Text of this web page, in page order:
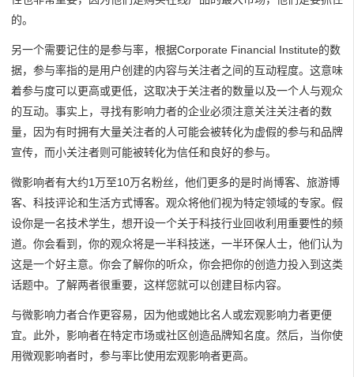
的。
另一个需要记住的是参与率，根据Corporate Financial Institute的数
据，参与率指的是用户创建的内容与关注者之间的互动程度。这意味
着参与度可以更高或更低，这取决于关注者的数量以及一个人与观众
的互动。事实上，寻找有影响力者的企业必须注意关注关注者的数
量，因为有时拥有大量关注者的人可能会被转化为虚假的参与和品牌
宣传，而小关注者则可能被转化为信任和良好的参与。
微影响者有大约1万至10万名粉丝，他们更多的是时尚博客、旅游博
客、科技评论和生活方式博客。观众将他们视为特定领域的专家。假
设你是一名技术学生，想开设一个关于科技行业回收利用重要性的频
道。你会看到，你的观众将是一半科技迷，一半环保人士，他们认为
这是一个好主意。你会了解你的听众，你会把你的创造力投入到这类
话题中。了解两者很重要，这样您就可以创建目标内容。
与微影响力者合作更容易，因为他或她比名人或宏观影响力者更便
宜。此外，影响者在特定市场或社区创造品牌知名度。然后，当你使
用微观影响者时，参与率比使用宏观影响者更高。